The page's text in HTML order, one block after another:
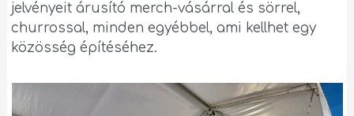
jelvényeit árusító merch-vásárral és sörrel,
churrossal, minden egyébbel, ami kellhet egy
közösség építéséhez.